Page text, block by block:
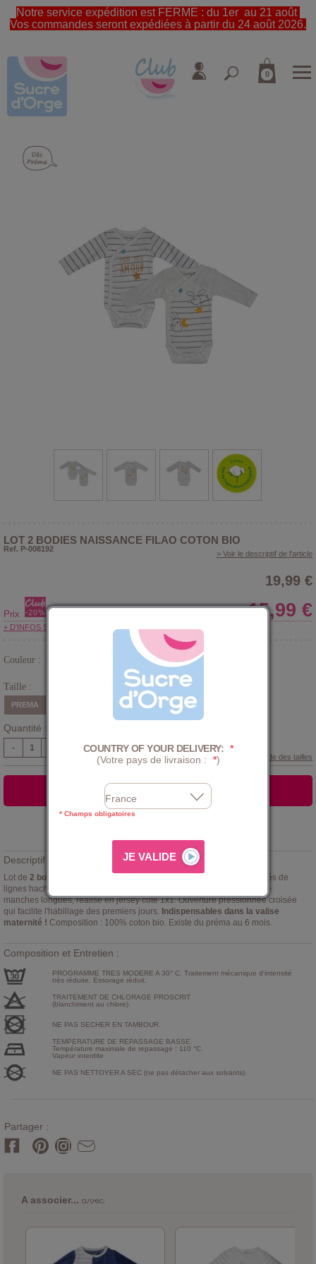
Notre service expédition est FERME : du 1er au 21 août
Vos commandes seront expédiées à partir du 24 août 2026.
0
LOT 2 BODIES NAISSANCE FILAO COTON BIO
Ref. P-008192
> Voir le descriptif de l'article
19,99 €
Prix 15,99 €
+ D'INFOS SUR LE CLUB
Couleur :
Taille :
PREMA 1 Mois 3 Mois 6 Mois
Quantité :
-
Guide des tailles
AJOUTER AU PANIER
Descriptif :
Lot de 2 bodies naissance Sucre d'Orge modèle Filao
- écru imprimés de
lignes hachurées marine illustration lapins ou message sur le devant -
manches longues, réalisé en jersey côte 1x1. Ouverture pressionnée croisée
qui facilite l'habillage des premiers jours. Indispensables dans la valise
maternité ! Composition : 100% coton bio. Existe du préma au 6 mois.
Composition et Entretien :
PROGRAMME TRES MODERE A 30° C. Traitement mécanique d'intensité
très réduite. Essorage réduit.
TRAITEMENT DE CHLORAGE PROSCRIT
(blanchiment au chlore).
NE PAS SECHER EN TAMBOUR.
TEMPERATURE DE REPASSAGE BASSE.
Température maximale de repassage : 110 °C.
Vapeur interdite
NE PAS NETTOYER A SEC (ne pas détacher aux solvants).
Partager :
A associer...
COUNTRY OF YOUR DELIVERY: *
(Votre pays de livraison :
*)
* Champs obligatoires